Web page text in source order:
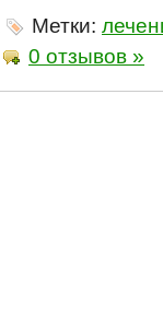
Метки:
0 отзывов »